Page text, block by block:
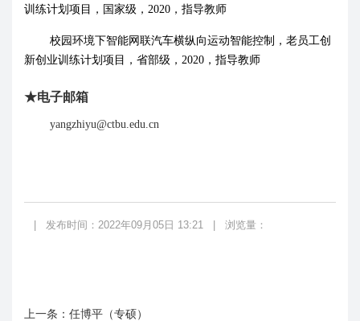
训练计划项目，国家级， 2020 ，指导教师
校园环境下智能网联汽车横纵向运动智能控制，老员工创
新创业训练计划项目，省部级， 2020 ，指导教师
★电子邮箱
yangzhiyu@ctbu.edu.cn
发布时间：2022年09月05日 13:21 浏览量：
上一条： 任博平（专硕）